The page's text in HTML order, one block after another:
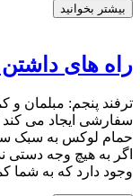
بیشتر بخوانید
راه های
ترفند پنجم: مبلمان
سفارشی ایجاد می کند
حمام لوکس به سبک
وجود دارد که به